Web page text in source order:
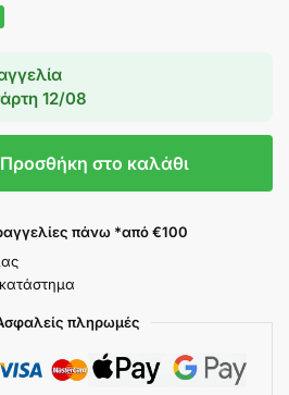
12/08
Προσθήκη στο καλάθι
πάνω *από €100
πληρωμές